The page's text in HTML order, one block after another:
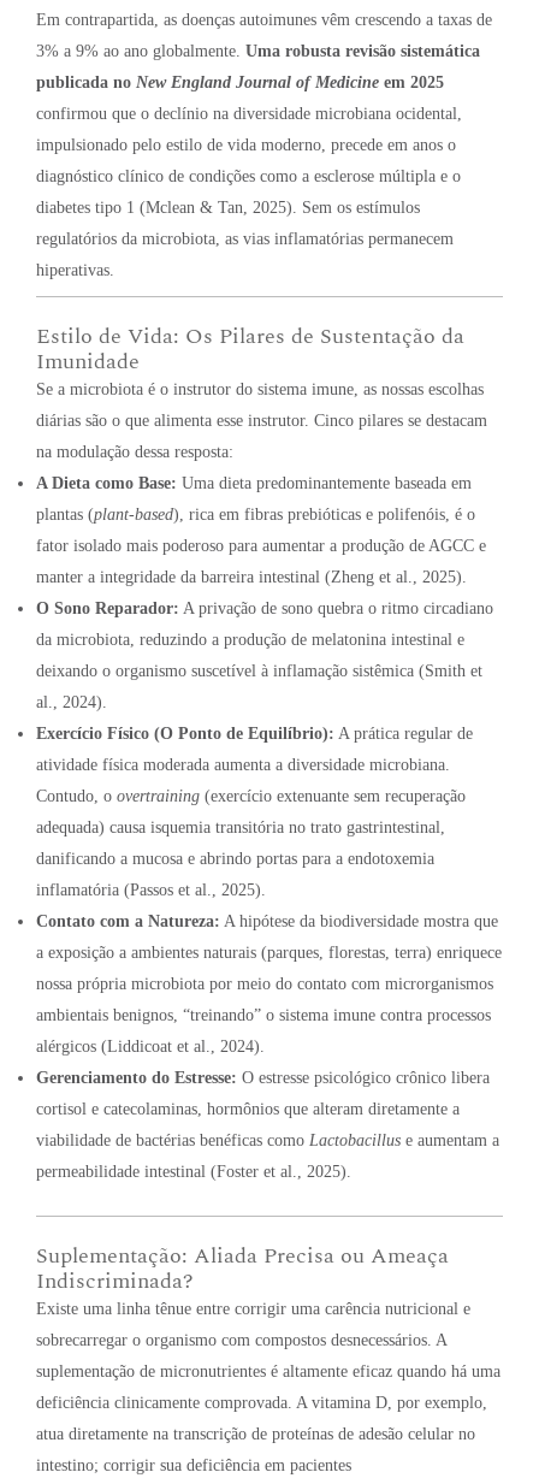
Em contrapartida, as doenças autoimunes vêm crescendo a taxas de
3% a 9% ao ano globalmente. Uma robusta revisão sistemática
publicada no New England Journal of Medicine em 2025
confirmou que o declínio na diversidade microbiana ocidental,
impulsionado pelo estilo de vida moderno, precede em anos o
diagnóstico clínico de condições como a esclerose múltipla e o
diabetes tipo 1 (Mclean & Tan, 2025). Sem os estímulos
regulatórios da microbiota, as vias inflamatórias permanecem
hiperativas.
Estilo de Vida: Os Pilares de Sustentação da
Imunidade
Se a microbiota é o instrutor do sistema imune, as nossas escolhas
diárias são o que alimenta esse instrutor. Cinco pilares se destacam
na modulação dessa resposta:
A Dieta como Base: Uma dieta predominantemente baseada em
plantas (plant-based), rica em fibras prebióticas e polifenóis, é o
fator isolado mais poderoso para aumentar a produção de AGCC e
manter a integridade da barreira intestinal (Zheng et al., 2025).
O Sono Reparador: A privação de sono quebra o ritmo circadiano
da microbiota, reduzindo a produção de melatonina intestinal e
deixando o organismo suscetível à inflamação sistêmica (Smith et
al., 2024).
Exercício Físico (O Ponto de Equilíbrio): A prática regular de
atividade física moderada aumenta a diversidade microbiana.
Contudo, o overtraining (exercício extenuante sem recuperação
adequada) causa isquemia transitória no trato gastrintestinal,
danificando a mucosa e abrindo portas para a endotoxemia
inflamatória (Passos et al., 2025).
Contato com a Natureza: A hipótese da biodiversidade mostra que
a exposição a ambientes naturais (parques, florestas, terra) enriquece
nossa própria microbiota por meio do contato com microrganismos
ambientais benignos, “treinando” o sistema imune contra processos
alérgicos (Liddicoat et al., 2024).
Gerenciamento do Estresse: O estresse psicológico crônico libera
cortisol e catecolaminas, hormônios que alteram diretamente a
viabilidade de bactérias benéficas como Lactobacillus e aumentam a
permeabilidade intestinal (Foster et al., 2025).
Suplementação: Aliada Precisa ou Ameaça
Indiscriminada?
Existe uma linha tênue entre corrigir uma carência nutricional e
sobrecarregar o organismo com compostos desnecessários. A
suplementação de micronutrientes é altamente eficaz quando há uma
deficiência clinicamente comprovada. A vitamina D, por exemplo,
atua diretamente na transcrição de proteínas de adesão celular no
intestino; corrigir sua deficiência em pacientes